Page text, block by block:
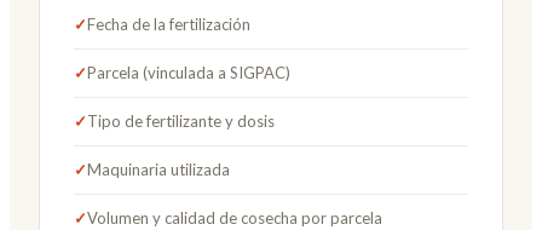
✓Fecha de la fertilización
✓Parcela (vinculada a SIGPAC)
✓Tipo de fertilizante y dosis
✓Maquinaria utilizada
✓Volumen y calidad de cosecha por parcela